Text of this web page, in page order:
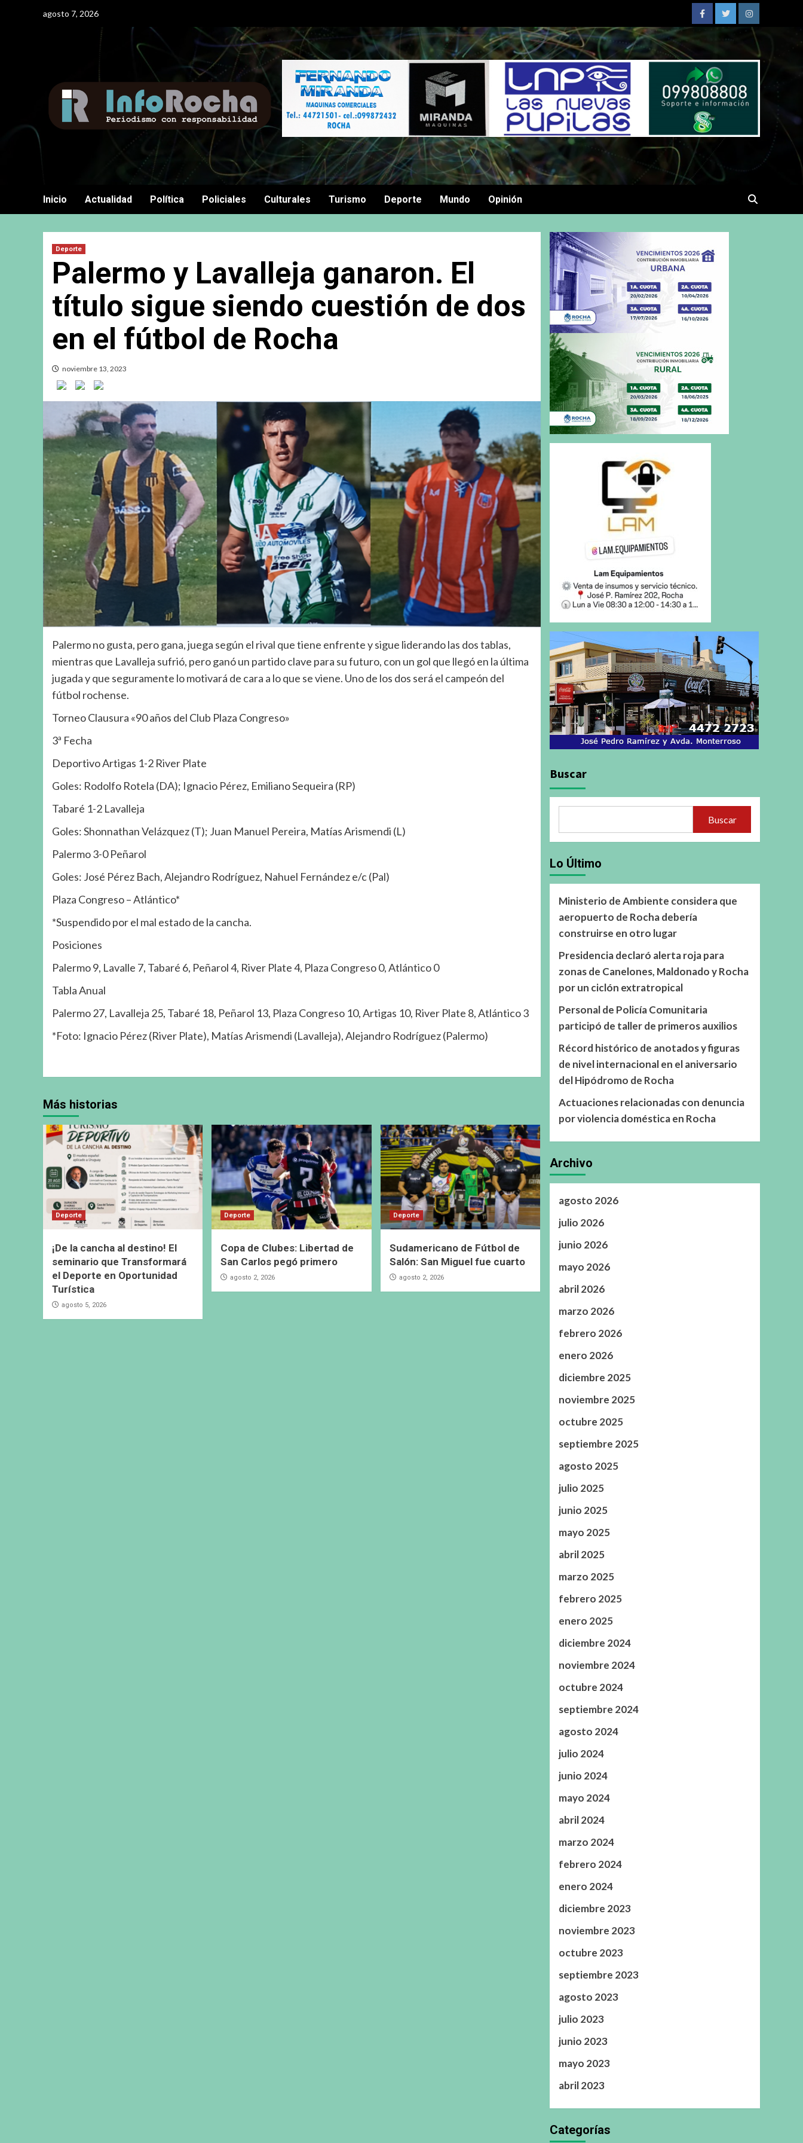
agosto 7, 2026
FacebookTwitterInstagram
Inicio Actualidad Política Policiales Culturales Turismo Deporte Mundo Opinión
Deporte
Palermo y Lavalleja ganaron. El
título sigue siendo cuestión de dos
en el fútbol de Rocha
noviembre 13, 2023
Palermo no gusta, pero gana, juega según el rival que tiene enfrente y sigue liderando las dos tablas,
mientras que Lavalleja sufrió, pero ganó un partido clave para su futuro, con un gol que llegó en la última
jugada y que seguramente lo motivará de cara a lo que se viene. Uno de los dos será el campeón del
fútbol rochense.
Torneo Clausura «90 años del Club Plaza Congreso»
3ª Fecha
Deportivo Artigas 1-2 River Plate
Goles: Rodolfo Rotela (DA); Ignacio Pérez, Emiliano Sequeira (RP)
Tabaré 1-2 Lavalleja
Goles: Shonnathan Velázquez (T); Juan Manuel Pereira, Matías Arismendi (L)
Palermo 3-0 Peñarol
Goles: José Pérez Bach, Alejandro Rodríguez, Nahuel Fernández e/c (Pal)
Plaza Congreso – Atlántico*
*Suspendido por el mal estado de la cancha.
Posiciones
Palermo 9, Lavalle 7, Tabaré 6, Peñarol 4, River Plate 4, Plaza Congreso 0, Atlántico 0
Tabla Anual
Palermo 27, Lavalleja 25, Tabaré 18, Peñarol 13, Plaza Congreso 10, Artigas 10, River Plate 8, Atlántico 3
*Foto: Ignacio Pérez (River Plate), Matías Arismendi (Lavalleja), Alejandro Rodríguez (Palermo)
Más historias
Deporte
¡De la cancha al destino! El
seminario que Transformará
el Deporte en Oportunidad
Turística
agosto 5, 2026
Deporte
Copa de Clubes: Libertad de
San Carlos pegó primero
agosto 2, 2026
Deporte
Sudamericano de Fútbol de
Salón: San Miguel fue cuarto
agosto 2, 2026
Buscar
Buscar
Lo Último
Ministerio de Ambiente considera que
aeropuerto de Rocha debería
construirse en otro lugar
Presidencia declaró alerta roja para
zonas de Canelones, Maldonado y Rocha
por un ciclón extratropical
Personal de Policía Comunitaria
participó de taller de primeros auxilios
Récord histórico de anotados y figuras
de nivel internacional en el aniversario
del Hipódromo de Rocha
Actuaciones relacionadas con denuncia
por violencia doméstica en Rocha
Archivo
agosto 2026
julio 2026
junio 2026
mayo 2026
abril 2026
marzo 2026
febrero 2026
enero 2026
diciembre 2025
noviembre 2025
octubre 2025
septiembre 2025
agosto 2025
julio 2025
junio 2025
mayo 2025
abril 2025
marzo 2025
febrero 2025
enero 2025
diciembre 2024
noviembre 2024
octubre 2024
septiembre 2024
agosto 2024
julio 2024
junio 2024
mayo 2024
abril 2024
marzo 2024
febrero 2024
enero 2024
diciembre 2023
noviembre 2023
octubre 2023
septiembre 2023
agosto 2023
julio 2023
junio 2023
mayo 2023
abril 2023
Categorías